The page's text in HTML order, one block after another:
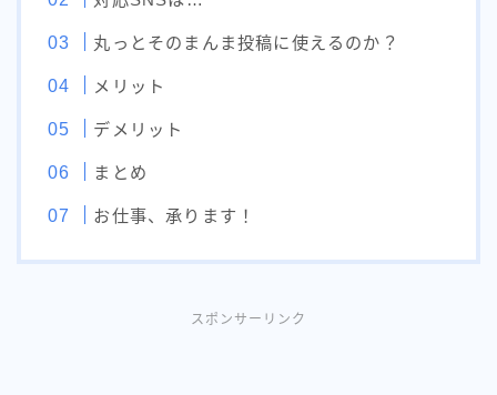
丸っとそのまんま投稿に使えるのか？
メリット
デメリット
まとめ
お仕事、承ります！
スポンサーリンク